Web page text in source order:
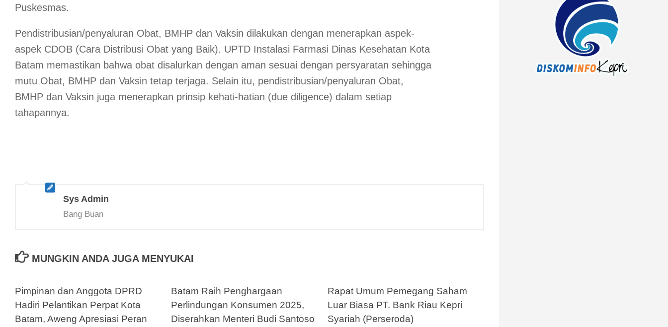
Puskesmas.
Pendistribusian/penyaluran Obat, BMHP dan Vaksin dilakukan dengan menerapkan aspek-
aspek CDOB (Cara Distribusi Obat yang Baik). UPTD Instalasi Farmasi Dinas Kesehatan Kota
Batam memastikan bahwa obat disalurkan dengan aman sesuai dengan persyaratan sehingga
mutu Obat, BMHP dan Vaksin tetap terjaga. Selain itu, pendistribusian/penyaluran Obat,
BMHP dan Vaksin juga menerapkan prinsip kehati-hatian (due diligence) dalam setiap
tahapannya.
Sys Admin
Bang Buan
MUNGKIN ANDA JUGA MENYUKAI
Pimpinan dan Anggota DPRD
Hadiri Pelantikan Perpat Kota
Batam, Aweng Apresiasi Peran
Batam Raih Penghargaan
Perlindungan Konsumen 2025,
Diserahkan Menteri Budi Santoso
Rapat Umum Pemegang Saham
Luar Biasa PT. Bank Riau Kepri
Syariah (Perseroda)